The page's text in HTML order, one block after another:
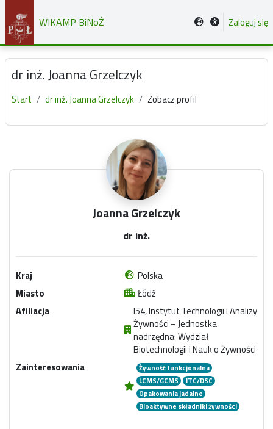
Przejdź do głównej zawartości
WIKAMP BiNoŻ Zaloguj się
dr inż. Joanna Grzelczyk
Start dr inż. Joanna Grzelczyk Zobacz profil
Joanna Grzelczyk
dr inż.
Kraj
Polska
Miasto
Łódź
Afiliacja
I54, Instytut Technologii i Analizy
Żywności – Jednostka
nadrzędna: Wydział
Biotechnologii i Nauk o Żywności
Zainteresowania
Żywność funkcjonalna
LCMS/GCMS
ITC/DSC
Opakowania jadalne
Bioaktywne składniki żywności